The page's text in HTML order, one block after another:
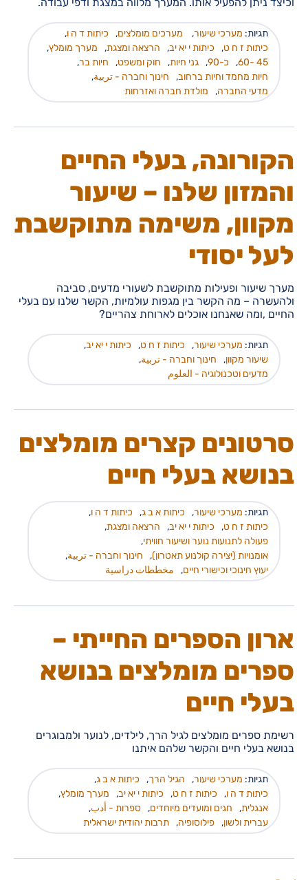
תגיות: מערכי שיעור, מערכים מומלצים, כיתות ד ה ו,
כיתות ז ח ט, כיתות י יא יב, הרצאה ומצגת, מערך מומלץ,
45 -60
, כ-90 , גני חיות, חוק ומשפט, חיות בר,
חיות מחמד וחיות ברחוב, חינוך וחברה - تربية,
מדעי החברה, מולדת חברה ואזרחות
הקורונה, בעלי החיים
והמזון שלנו – שיעור
מקוון, משימה מתוקשבת
לעל יסודי
מערך שיעור ופעילות מתוקשבת לשעורי מדעים, סביבה
ולהעשרה – מה הקשר בין מגפות עולמיות, הקשר שלנו עם בעלי
החיים ,ומה שאנחנו אוכלים לארוחת צהריים?
תגיות: מערכי שיעור, כיתות ז ח ט, כיתות י יא יב,
שיעור מקוון, חינוך וחברה - تربية,
מדעים וטכנולוגיה - العلوم
סרטונים קצרים מומלצים
בנושא בעלי חיים
תגיות: מערכי שיעור, כיתות א ב ג, כיתות ד ה ו,
כיתות ז ח ט, כיתות י יא יב, הרצאה ומצגת,
פעולה לתנועות נוער ושיעור חוויתי,
אומנויות (יצירה קולנוע תאטרון), חינוך וחברה - تربية,
יעוץ חינוכי וכישורי חיים, مخططات دراسية
ארון הספרים החייתי –
ספרים מומלצים בנושא
בעלי חיים
רשימת ספרים מומלצים לגיל הרך, לילדים, לנוער ולמבוגרים
בנושא בעלי חיים והקשר שלהם איתנו
תגיות: מערכי שיעור, הגיל הרך, כיתות א ב ג,
כיתות ד ה ו, כיתות ז ח ט, כיתות י יא יב, מערך מומלץ,
אנגלית, חגים ומועדים מיוחדים, ספרות - أدب,
עברית ולשון, פילוסופיה, תרבות יהודית ישראלית